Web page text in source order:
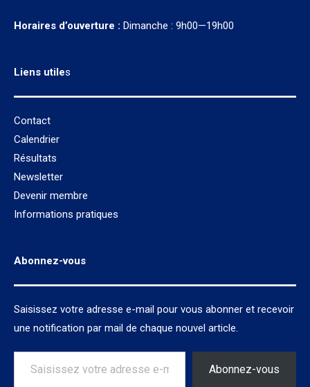
Horaires d’ouverture : Dimanche : 9h00—19h00
Liens utiles
Contact
Calendrier
Résultats
Newsletter
Devenir membre
Informations pratiques
Abonnez-vous
Saisissez votre adresse e-mail pour vous abonner et recevoir
une notification par mail de chaque nouvel article.
Saisissez votre adresse e-mail…
Abonnez-vous